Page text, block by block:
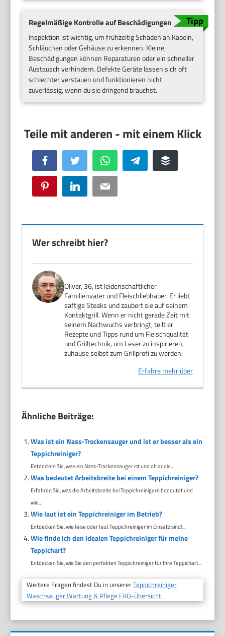
Regelmäßige Kontrolle auf Beschädigungen
Inspektion ist wichtig, um frühzeitig Schäden an Kabeln,
Schläuchen oder Gehäuse zu erkennen. Kleine
Beschädigungen können Reparaturen oder ein schneller
Austausch verhindern. Defekte Geräte lassen sich oft
schlechter verstauen und funktionieren nicht
zuverlässig, wenn du sie dringend brauchst.
Facebook Twitter WhatsApp Telegram Buffer
Pinterest LinkedIn Email
Wer schreibt hier?
Oliver, 36, ist leidenschaftlicher
Familienvater und Fleischliebhaber. Er liebt
saftige Steaks und zaubert sie auf seinem
Kontaktgrill. Wenn er nicht gerade Zeit mit
seinem Nachwuchs verbringt, teilt er
Rezepte und Tipps rund um Fleischqualität
und Grilltechnik, um Leser zu inspirieren,
zuhause selbst zum Grillprofi zu werden.
Erfahre mehr über
Ähnliche Beiträge:
Was ist ein Nass-Trockensauger und ist er besser als ein
Teppichreiniger?
Entdecken Sie, was ein Nass-Trockensauger ist und ob er die...
Was bedeutet Arbeitsbreite bei einem Teppichreiniger?
Erfahren Sie, was die Arbeitsbreite bei Teppichreinigern bedeutet und
wie...
Wie laut ist ein Teppichreiniger im Betrieb?
Entdecken Sie, wie leise oder laut Teppichreiniger im Einsatz sind!...
Wie finde ich den idealen Teppichreiniger für meine
Teppichart?
Entdecken Sie, wie Sie den perfekten Teppichreiniger für Ihre Teppichart...
Weitere Fragen findest Du in unsererTeppichreiniger
Waschsauger Wartung & Pflege FAQ-Übersicht.